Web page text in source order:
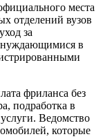
места
отделений вузов
за
нуждающимися в
фриланса без
подработка в
Ведомство
которые